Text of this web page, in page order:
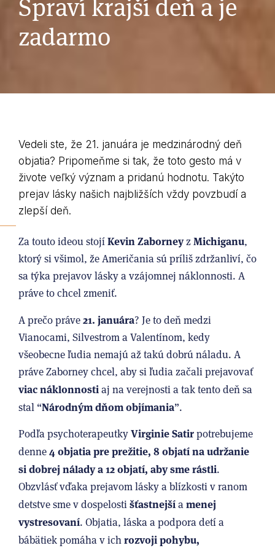
zadarmo
Vedeli ste, že 21. januára je medzinárodný deň
objatia? Pripomeňme si tak, že toto gesto má v
živote veľký význam a pridanú hodnotu. Takýto
prejav lásky našich najbližších vždy povzbudí a
zlepší deň.
Za touto ideou stojíKevin ZaborneyzMichiganu,
ktorý si všimol, že Američania sú príliš zdržanliví, čo
sa týka prejavov lásky a vzájomnej náklonnosti. A
práve to chcel zmeniť.
A prečo práve21. januára? Je to deň medzi
Vianocami, Silvestrom a Valentínom, kedy
všeobecne ľudia nemajú až takú dobrú náladu. A
práve Zaborney chcel, aby si ľudia začali prejavovať
viac náklonnosti aj na verejnosti a tak tento deň sa
stal “Národným dňom objímania”.
Podľa psychoterapeutkyVirginie Satirpotrebujeme
denne4 objatia pre prežitie, 8 objatí na udržanie
si dobrej nálady a 12 objatí, aby sme rástli.
Obzvlásť vďaka prejavom lásky a blízkosti v ranom
detstve sme v dospelostišťastnejšíamenej
vystresovaní. Objatia, láska a podpora detí a
bábätiek pomáha v ichrozvoji pohybu,